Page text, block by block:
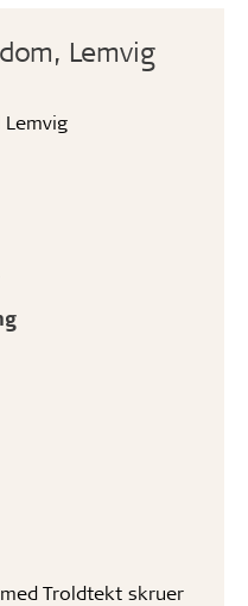
Lemvig
Troldtekt skruer